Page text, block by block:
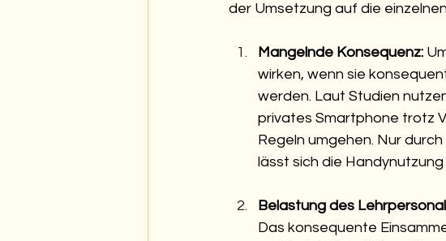
der Umsetzung auf die
Mangelnde Konsequenz:
wirken, wenn sie
werden. Laut Studien
privates Smartphone trotz
Regeln umgehen. Nur
lässt sich die
Belastung des
Das konsequente